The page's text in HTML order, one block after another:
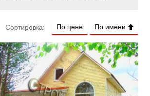
Сортировка: По цене По имени